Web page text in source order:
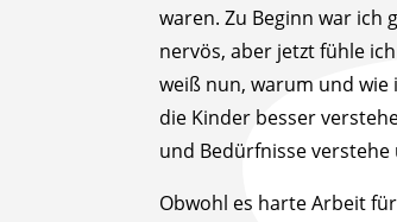
waren. Zu Beginn war ich
nervös, aber jetzt fühle
weiß nun, warum und wie
die Kinder besser
und Bedürfnisse
Obwohl es harte Arbeit